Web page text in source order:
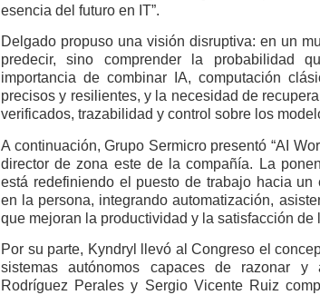
esencia del futuro en IT”.
Delgado propuso una visión disruptiva: en un
predecir, sino comprender la probabilidad
importancia de combinar IA, computación
precisos y resilientes, y la necesidad de
verificados, trazabilidad y control sobre los
A continuación, Grupo Sermicro presentó “AI
director de zona este de la compañía. La
está redefiniendo el puesto de trabajo hacia
en la persona, integrando automatización,
que mejoran la productividad y la satisfacción de
Por su parte, Kyndryl llevó al Congreso el
sistemas autónomos capaces de razonar y
Rodríguez Perales y Sergio Vicente Ruiz